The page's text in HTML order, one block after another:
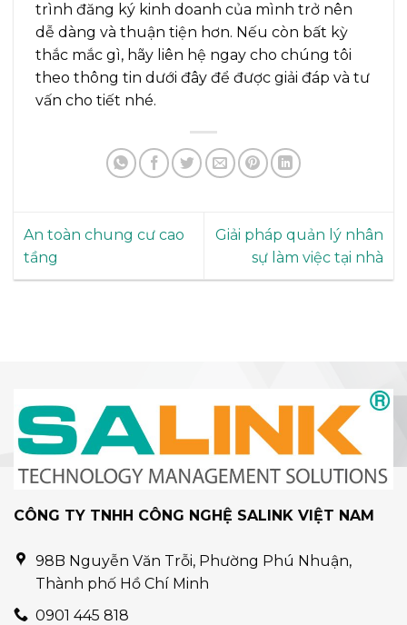
trình đăng ký kinh doanh của mình trở nên
dễ dàng và thuận tiện hơn. Nếu còn bất kỳ
thắc mắc gì, hãy liên hệ ngay cho chúng tôi
theo thông tin dưới đây để được giải đáp và tư
vấn cho tiết nhé.
An toàn chung cư cao
tầng
Giải pháp quản lý nhân
sự làm việc tại nhà
CÔNG TY TNHH CÔNG NGHỆ SALINK VIỆT NAM
98B Nguyễn Văn Trỗi, Phường Phú Nhuận,
Thành phố Hồ Chí Minh
0901 445 818